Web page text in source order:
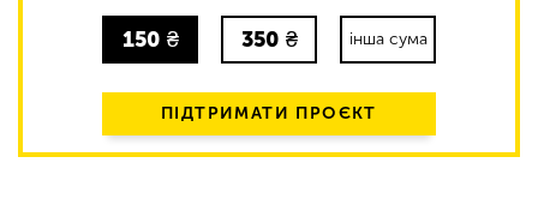
150 ₴ 350 ₴ інша сума
ПІДТРИМАТИ ПРОЄКТ